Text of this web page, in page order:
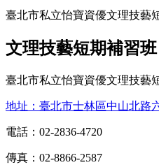
臺北市私立怡寶資優文理技藝
文理技藝短期補習班
臺北市私立怡寶資優文理技藝
地址：臺北市士林區中山北路
電話：02-2836-4720
傳真：02-8866-2587